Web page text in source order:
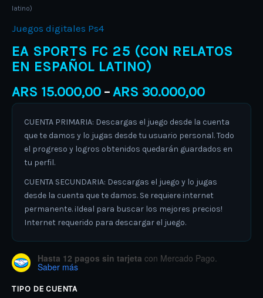
latino)
Juegos digitales Ps4
EA SPORTS FC 25 (CON RELATOS
EN ESPAÑOL LATINO)
ARS 15.000,00 –ARS 30.000,00
CUENTA PRIMARIA: Descargas el juego desde la cuenta
que te damos y lo jugas desde tu usuario personal. Todo
el progreso y logros obtenidos quedarán guardados en
tu perfil.
CUENTA SECUNDARIA: Descargas el juego y lo jugas
desde la cuenta que te damos. Se requiere internet
permanente. ¡Ideal para buscar los mejores precios!
Internet requerido para descargar el juego.
Hasta 12 pagos sin tarjeta con Mercado Pago.
Saber más
TIPO DE CUENTA